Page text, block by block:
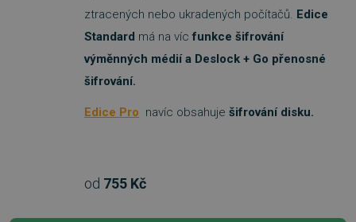
ztracených nebo ukradených počítačů. Edice
Standard má na vícfunkce šifrování
výměnných médií a Deslock + Go přenosné
šifrování.
Edice Pro navíc obsahuje šifrování disku.
od 755 Kč